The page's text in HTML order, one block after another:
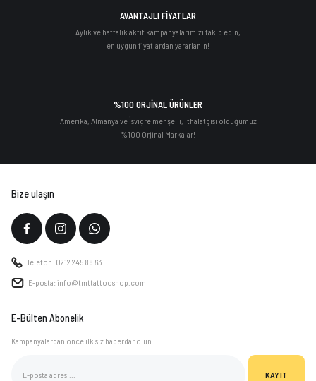
AVANTAJLI FİYATLAR
Aylık ve haftalık aktif kampanyalarımızı takip edin,
en uygun fiyatlardan yararlanın!
%100 ORJİNAL ÜRÜNLER
Amerika, Almanya ve İsviçre menşeili, ithalatçısı olduğumuz
%100 Orjinal Markalar!
Bize ulaşın
Telefon: 0212 245 88 63
E-posta: info@tmttattooshop.com
E-Bülten Abonelik
Kampanyalardan önce ilk siz haberdar olun.
KAYIT